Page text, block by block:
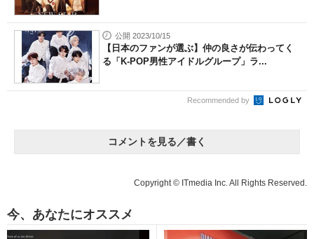
公開 2023/10/15
【日本のファンが選ぶ】仲の良さが伝わってく
る「K-POP男性アイドルグループ」ラ...
Recommended by
コメントを見る／書く
Copyright © ITmedia Inc. All Rights Reserved.
今、あなたにオススメ